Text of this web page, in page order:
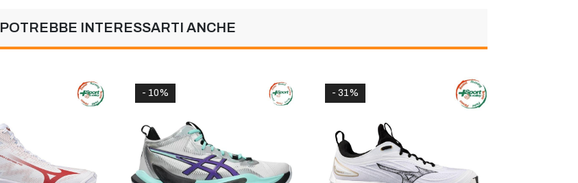
POTREBBE INTERESSARTI ANCHE
- 10% - 31%